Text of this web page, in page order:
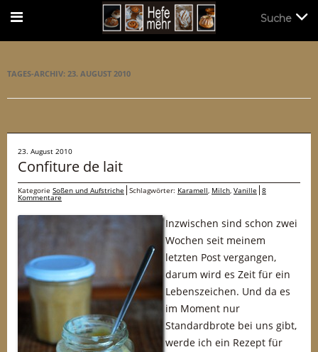
TAGES-ARCHIV: 23. AUGUST 2010
23. August 2010
Confiture de lait
Kategorie Soßen und Aufstriche Schlagwörter: Karamell, Milch, Vanille 8
Kommentare
Inzwischen sind schon zwei
Wochen seit meinem
letzten Post vergangen,
darum wird es Zeit für ein
Lebenszeichen. Und da es
im Moment nur
Standardbrote bei uns gibt,
werde ich ein Rezept für
Suche
Suche